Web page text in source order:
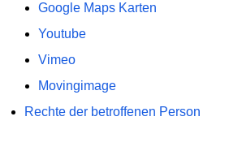
Google Maps Karten
Youtube
Vimeo
Movingimage
Rechte der betroffenen Person